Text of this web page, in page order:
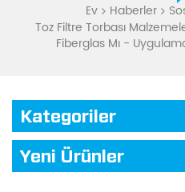
Ev Haberler
Toz Filtre Torbası
Fiberglas Mı -
Kategoriler
Yeni Ürünler